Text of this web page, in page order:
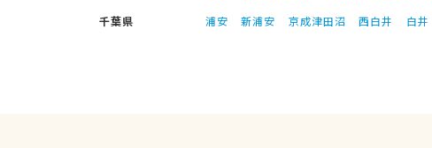
千葉県
浦安 新浦安 京成津田沼 西白井 白井